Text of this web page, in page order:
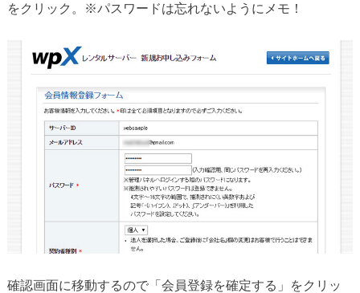
をクリック。※パスワードは忘れないようにメモ！
確認画面に移動するので「会員登録を確定する」をクリッ